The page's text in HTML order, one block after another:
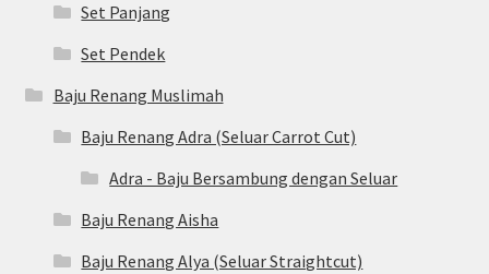
Set Panjang
Set Pendek
Baju Renang Muslimah
Baju Renang Adra (Seluar Carrot Cut)
Adra - Baju Bersambung dengan Seluar
Baju Renang Aisha
Baju Renang Alya (Seluar Straightcut)